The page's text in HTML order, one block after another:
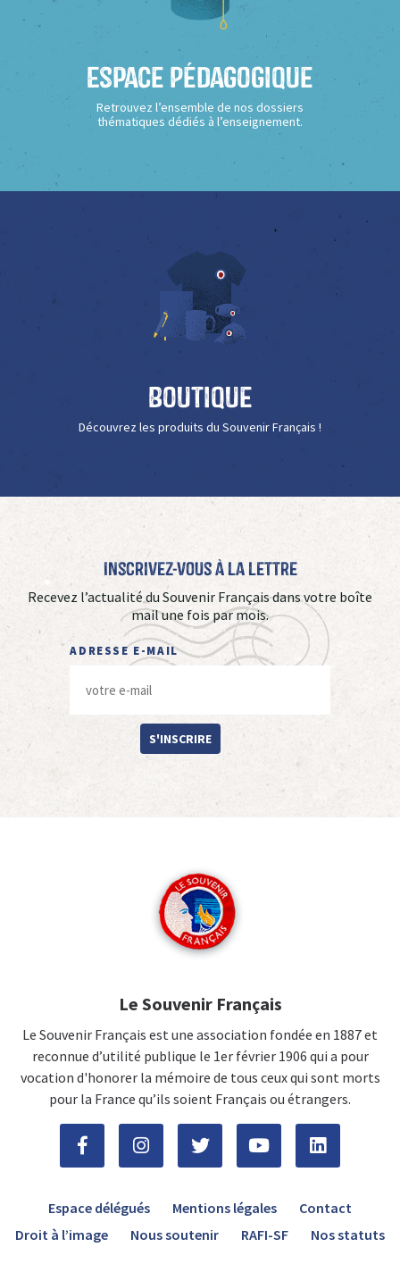
Espace Pédagogique
Retrouvez l’ensemble de nos dossiers
thématiques dédiés à l’enseignement.
Boutique
Découvrez les produits du Souvenir Français !
Inscrivez-vous à La Lettre
Recevez l’actualité du Souvenir Français dans votre boîte
mail une fois par mois.
ADRESSE E-MAIL
S'INSCRIRE
Le Souvenir Français
Le Souvenir Français est une association fondée en 1887 et
reconnue d’utilité publique le 1er février 1906 qui a pour
vocation d'honorer la mémoire de tous ceux qui sont morts
pour la France qu’ils soient Français ou étrangers.
Espace délégués Mentions légales
Contact
Droit à l’image
Nous soutenir RAFI-SF Nos statuts